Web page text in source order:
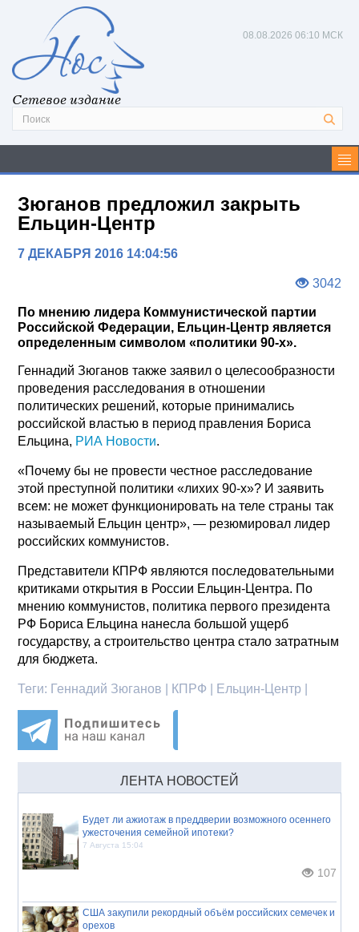
Сетевое издание
08.08.2026 06:10 МСК
Зюганов предложил закрыть
Ельцин-Центр
7 ДЕКАБРЯ 2016 14:04:56
3042
По мнению лидера Коммунистической партии
Российской Федерации, Ельцин-Центр является
определенным символом «политики 90-х».
Геннадий Зюганов также заявил о целесообразности
проведения расследования в отношении
политических решений, которые принимались
российской властью в период правления Бориса
Ельцина, РИА Новости.
«Почему бы не провести честное расследование
этой преступной политики «лихих 90-х»? И заявить
всем: не может функционировать на теле страны так
называемый Ельцин центр», — резюмировал лидер
российских коммунистов.
Представители КПРФ являются последовательными
критиками открытия в России Ельцин-Центра. По
мнению коммунистов, политика первого президента
РФ Бориса Ельцина нанесла большой ущерб
государству, а строительство центра стало затратным
для бюджета.
Теги: Геннадий Зюганов | КПРФ | Ельцин-Центр |
ЛЕНТА НОВОСТЕЙ
Будет ли ажиотаж в преддверии возможного осеннего
ужесточения семейной ипотеки?
7 Августа 15:04
107
США закупили рекордный объём российских семечек и
орехов